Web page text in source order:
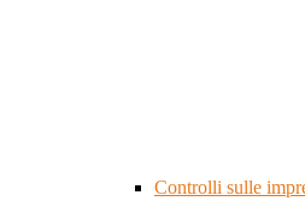
Controlli sulle